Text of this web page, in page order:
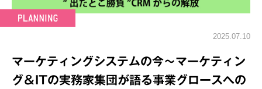
2025.07.10
マーケティングシステムの今～マーケティン
グ＆ITの実務家集団が語る事業グロースへの